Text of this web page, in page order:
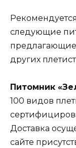
следующие
других
Питомник
100 видов
Доставка
сайте